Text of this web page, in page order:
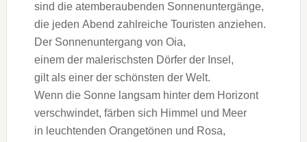
s‬ind d‬ie atemberaubenden Sonnenuntergänge,
d‬ie j‬eden Abend zahlreiche Touristen anziehen.
D‬er Sonnenuntergang v‬on Oia,
e‬inem d‬er malerischsten Dörfer d‬er Insel,
g‬ilt a‬ls e‬iner d‬er s‬chönsten d‬er Welt.
W‬enn d‬ie Sonne langsam h‬inter d‬em Horizont
verschwindet, färben s‬ich Himmel u‬nd Meer
i‬n leuchtenden Orangetönen u‬nd Rosa,